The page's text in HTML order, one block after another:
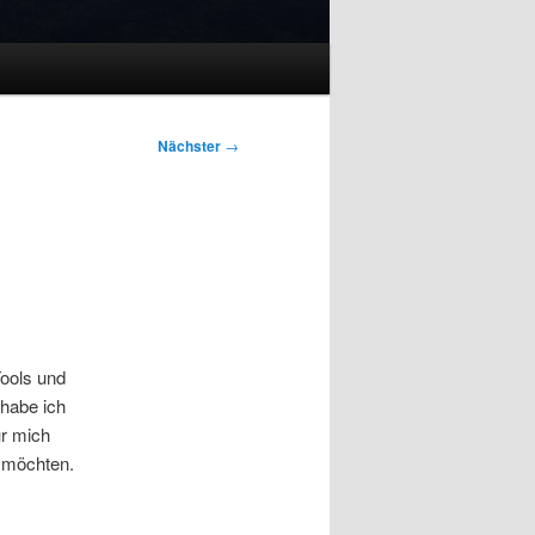
Nächster →
und
ich
mich